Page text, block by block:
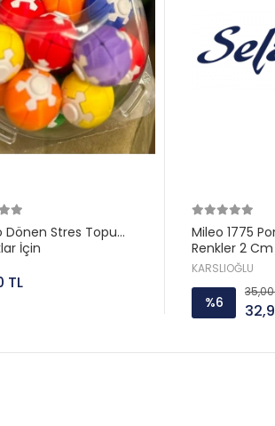
Dönen Stres Topu
İçin
TL
Mileo 1775
Renkler 2
KARSLIOĞLU
%6
35,00